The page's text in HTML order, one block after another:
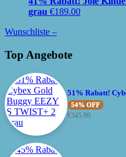
grau €189.00
Wunschliste –
Top Angebote
51% Rabatt!
54% OFF
€345.99